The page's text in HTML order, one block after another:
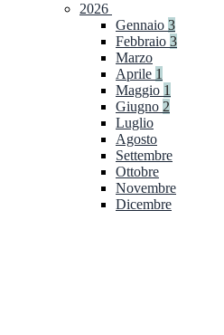
2026
Gennaio 3
Febbraio 3
Marzo
Aprile 1
Maggio 1
Giugno 2
Luglio
Agosto
Settembre
Ottobre
Novembre
Dicembre